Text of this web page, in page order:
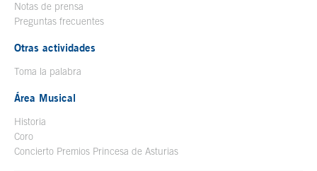
Notas de prensa
Preguntas frecuentes
Otras actividades
Toma la palabra
Área Musical
Historia
Coro
Concierto Premios Princesa de Asturias